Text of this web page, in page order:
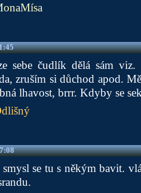
sebe čudlík dělá sám
zruším si důchod apod.
lhavost, brrr. Kdyby se
smysl se tu s někým bavit.